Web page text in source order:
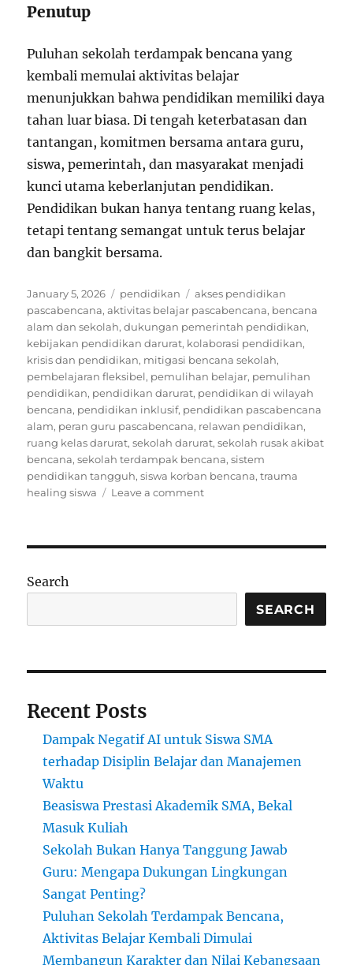
Penutup
Puluhan sekolah terdampak bencana yang
kembali memulai aktivitas belajar
menunjukkan bahwa pendidikan memiliki daya
tahan luar biasa. Di tengah keterbatasan dan
tantangan, komitmen bersama antara guru,
siswa, pemerintah, dan masyarakat menjadi
kunci utama keberlanjutan pendidikan.
Pendidikan bukan hanya tentang ruang kelas,
tetapi tentang semangat untuk terus belajar
dan bangkit bersama.
Posted
on
January 5, 2026 Categories
pendidikan Tags
akses pendidikan
pascabencana,aktivitas belajar pascabencana, bencana
alam dan sekolah,dukungan pemerintah pendidikan,
kebijakan pendidikan darurat, kolaborasi pendidikan,
krisis dan pendidikan, mitigasi bencana sekolah,
pembelajaran fleksibel, pemulihan belajar, pemulihan
pendidikan, pendidikan darurat, pendidikan di wilayah
bencana, pendidikan inklusif, pendidikan pascabencana
alam, peran guru pascabencana, relawan pendidikan,
ruang kelas darurat,sekolah darurat,sekolah rusak akibat
bencana,sekolah terdampak bencana,sistem
pendidikan tangguh,siswa korban bencana,trauma
healing siswa
Leave a commenton
Belajar
Dimulai
Search
SEARCH
Recent Posts
Dampak Negatif AI untuk Siswa SMA
terhadap Disiplin Belajar dan Manajemen
Waktu
Beasiswa Prestasi Akademik SMA, Bekal
Masuk Kuliah
Sekolah Bukan Hanya Tanggung Jawab
Guru: Mengapa Dukungan Lingkungan
Sangat Penting?
Puluhan Sekolah Terdampak Bencana,
Aktivitas Belajar Kembali Dimulai
Membangun Karakter dan Nilai Kebangsaan